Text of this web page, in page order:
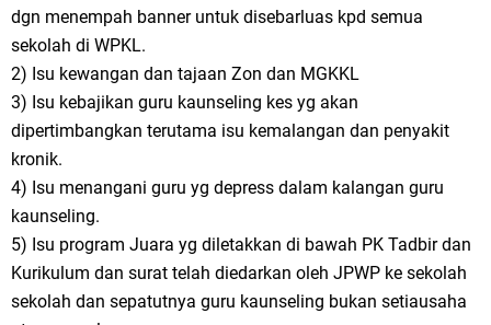
dgn menempah banner untuk disebarluas kpd semua
sekolah di WPKL.
2) Isu kewangan dan tajaan Zon dan MGKKL
3) Isu kebajikan guru kaunseling kes yg akan
dipertimbangkan terutama isu kemalangan dan penyakit
kronik.
4) Isu menangani guru yg depress dalam kalangan guru
kaunseling.
5) Isu program Juara yg diletakkan di bawah PK Tadbir dan
Kurikulum dan surat telah diedarkan oleh JPWP ke sekolah
sekolah dan sepatutnya guru kaunseling bukan setiausaha